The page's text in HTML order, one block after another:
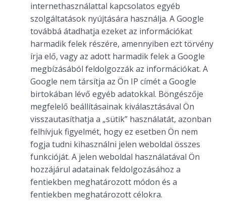
internethasználattal kapcsolatos egyéb
szolgáltatások nyújtására használja. A Google
továbbá átadhatja ezeket az információkat
harmadik felek részére, amennyiben ezt törvény
írja elő, vagy az adott harmadik felek a Google
megbízásából feldolgozzák az információkat. A
Google nem társítja az Ön IP címét a Google
birtokában lévő egyéb adatokkal. Böngészője
megfelelő beállításainak kiválasztásával Ön
visszautasíthatja a „sütik” használatát, azonban
felhívjuk figyelmét, hogy ez esetben Ön nem
fogja tudni kihasználni jelen weboldal összes
funkcióját. A jelen weboldal használatával Ön
hozzájárul adatainak feldolgozásához a
fentiekben meghatározott módon és a
fentiekben meghatározott célokra.